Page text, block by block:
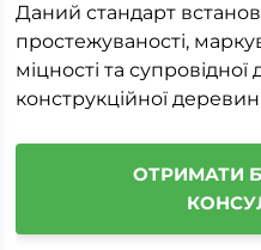
Даний стандарт
простежуваності,
міцності та супровідної
конструкційної
ОТРИМАТИ